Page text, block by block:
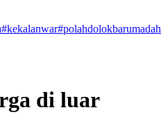
#kekalanwar#polahdolokbarumadah
di luar